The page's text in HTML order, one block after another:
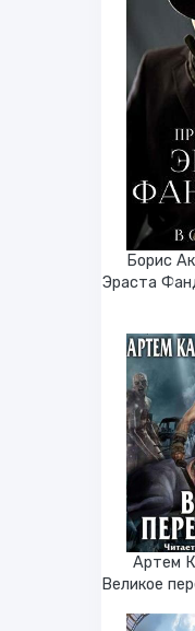
Борис
Эраста
Артем
Великое